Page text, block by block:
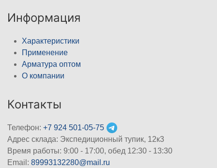
Информация
Характеристики
Применение
Арматура оптом
О компании
Контакты
Телефон: +7 924 501-05-75
Адрес склада: Экспедиционный тупик, 12к3
Время работы: 9:00 - 17:00, обед 12:30 - 13:30
Email: 89993132280@mail.ru